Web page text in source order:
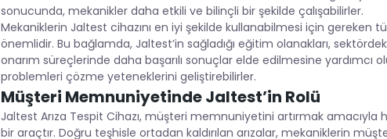
sonucunda, mekanikler daha etkili ve bilinçli bir şekilde çalışabilirler.
Mekaniklerin Jaltest cihazını en iyi şekilde kullanabilmesi için gereken
önemlidir. Bu bağlamda, Jaltest’in sağladığı eğitim olanakları,
onarım süreçlerinde daha başarılı sonuçlar elde edilmesine yardımcı
problemleri çözme yeteneklerini geliştirebilirler.
Müşteri Memnuniyetinde Jaltest’in Rolü
Jaltest Arıza Tespit Cihazı, müşteri memnuniyetini artırmak
bir araçtır. Doğru teşhisle ortadan kaldırılan arızalar, mekaniklerin